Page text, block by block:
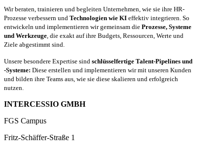
Wir beraten, trainieren und begleiten Unternehmen, wie sie ihre HR-
Prozesse verbessern und Technologien wie KI effektiv integrieren. So
entwickeln und implementieren wir gemeinsam die Prozesse, Systeme
und Werkzeuge , die exakt auf ihre Budgets, Ressourcen, Werte und
Ziele abgestimmt sind.
Unsere besondere Expertise sind schlüsselfertige Talent-Pipelines und
-Systeme: Diese erstellen und implementieren wir mit unseren Kunden
und bilden ihre Teams aus, wie sie diese skalieren und erfolgreich
nutzen.
INTERCESSIO GMBH
FGS Campus
Fritz-Schäffer-Straße 1